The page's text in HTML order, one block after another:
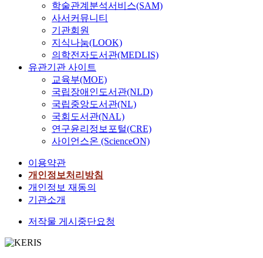
학술관계분석서비스(SAM)
사서커뮤니티
기관회원
지식나눔(LOOK)
의학전자도서관(MEDLIS)
유관기관 사이트
교육부(MOE)
국립장애인도서관(NLD)
국립중앙도서관(NL)
국회도서관(NAL)
연구윤리정보포털(CRE)
사이언스온 (ScienceON)
이용약관
개인정보처리방침
개인정보 재동의
기관소개
저작물 게시중단요청